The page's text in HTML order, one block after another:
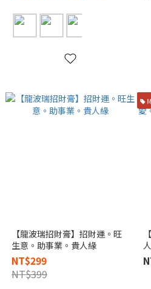
【龍波瑞招財膏】招財運。旺
生意。助事業。貴人緣
NT$299
NT$399